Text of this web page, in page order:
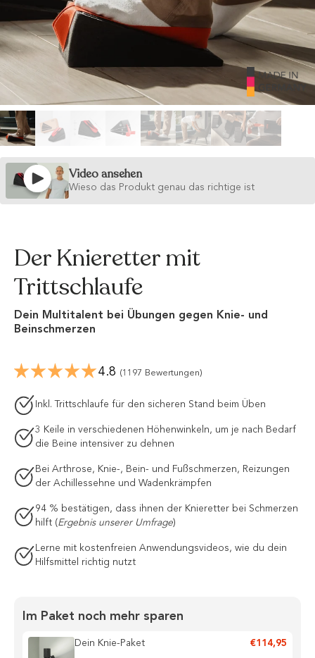
Video ansehen
Wieso das Produkt genau das richtige ist
Der Knieretter mit
Trittschlaufe
Dein Multitalent bei Übungen gegen Knie- und
Beinschmerzen
4.8 (1197 Bewertungen)
Inkl. Trittschlaufe für den sicheren Stand beim Üben
3 Keile in verschiedenen Höhenwinkeln, um je nach Bedarf
die Beine intensiver zu dehnen
Bei Arthrose, Knie-, Bein- und Fußschmerzen, Reizungen
der Achillessehne und Wadenkrämpfen
94 % bestätigen, dass ihnen der Knieretter bei Schmerzen
hilft (Ergebnis unserer Umfrage)
Lerne mit kostenfreien Anwendungsvideos, wie du dein
Hilfsmittel richtig nutzt
Im Paket noch mehr sparen
Dein Knie-Paket €114,95